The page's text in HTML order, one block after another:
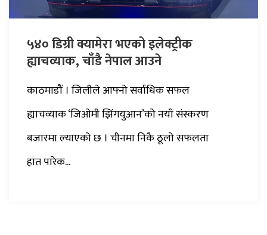
५४० डिग्री क्यामेरा भएको इलेक्ट्रीक
ह्याचव्याक, चाँडै नेपाल आउने
काठमाडौं । जिलीले आफ्नो सर्वाधिक सफल
ह्याचव्याक ‘जिओमी झिंगयुआन’को नयाँ संस्करण
बजारमा ल्याएको छ । चीनमा निकै ठूलो सफलता
हात पारेक...